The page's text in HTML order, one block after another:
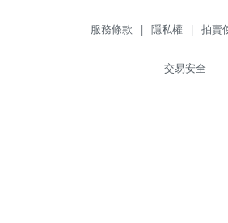
服務條款 | 隱私權 | 拍賣
交易安全